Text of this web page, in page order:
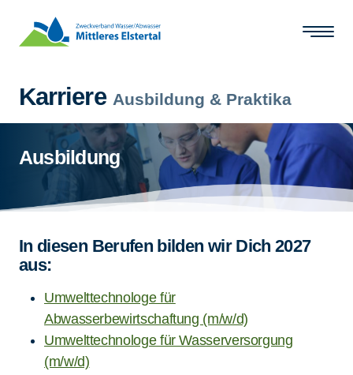
Karriere Ausbildung & Praktika
Ausbildung
In diesen Berufen bilden wir Dich 2027
aus:
Umwelttechnologe für
Abwasserbewirtschaftung (m/w/d)
Umwelttechnologe für Wasserversorgung
(m/w/d)